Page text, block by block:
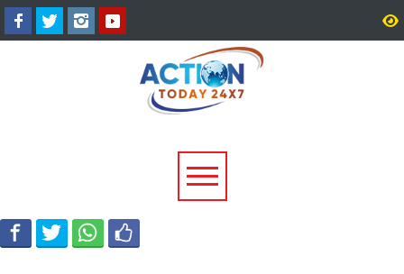
अल्मोड़ा के गांव से आसमान तक: रवि
टम्टा ने तैयार किया पर्सनल फ्लाइंग
व्हीकल, सफल ट्रायल से मची चर्चा